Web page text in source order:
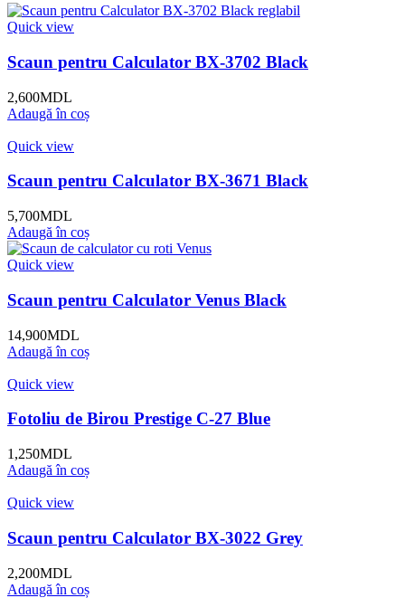
Quick view
Scaun pentru Calculator BX-3702 Black
2,600MDL
Adaugă în coș
Quick view
Scaun pentru Calculator BX-3671 Black
5,700MDL
Adaugă în coș
Quick view
Scaun pentru Calculator Venus Black
14,900MDL
Adaugă în coș
Quick view
Fotoliu de Birou Prestige C-27 Blue
1,250MDL
Adaugă în coș
Quick view
Scaun pentru Calculator BX-3022 Grey
2,200MDL
Adaugă în coș